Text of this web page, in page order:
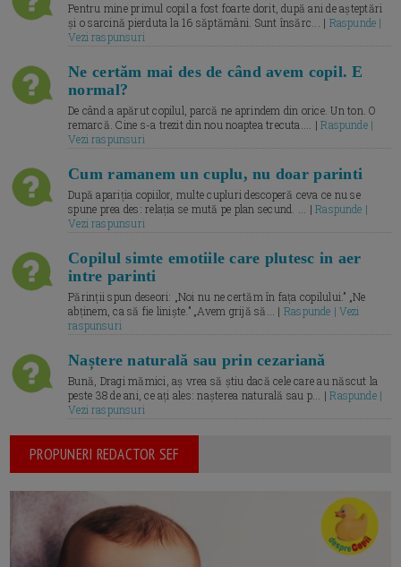
Pentru mine primul copil a fost foarte dorit, după ani de așteptări
și o sarcină pierduta la 16 săptămâni. Sunt însărc... | Raspunde |
Vezi raspunsuri
Ne certăm mai des de când avem copil. E
normal?
De când a apărut copilul, parcă ne aprindem din orice. Un ton. O
remarcă. Cine s-a trezit din nou noaptea trecuta.... |Raspunde |
Vezi raspunsuri
Cum ramanem un cuplu, nu doar parinti
După apariția copiilor, multe cupluri descoperă ceva ce nu se
spune prea des: relația se mută pe plan secund. ... |Raspunde |
Vezi raspunsuri
Copilul simte emotiile care plutesc in aer
intre parinti
Părinții spun deseori: „Noi nu ne certăm în fața copilului.” „Ne
abținem, ca să fie liniște.” „Avem grijă să... | Raspunde | Vezi
raspunsuri
Naștere naturală sau prin cezariană
Bună, Dragi mămici, aș vrea să știu dacă cele care au născut la
peste 38 de ani, ce ați ales: nașterea naturală sau p... |Raspunde |
Vezi raspunsuri
PROPUNERI REDACTOR SEF